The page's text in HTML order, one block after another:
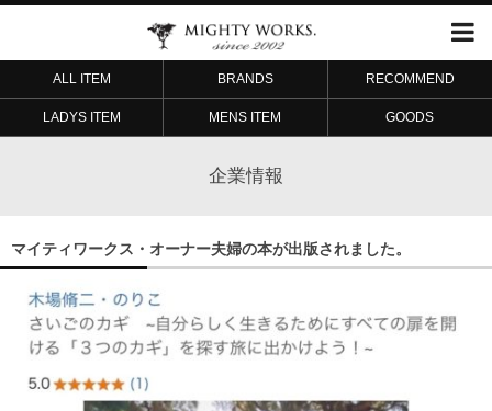
ALL ITEM BRANDS RECOMMEND
LADYS ITEM MENS ITEM GOODS
企業情報
マイティワークス・オーナー夫婦の本が出版されました。